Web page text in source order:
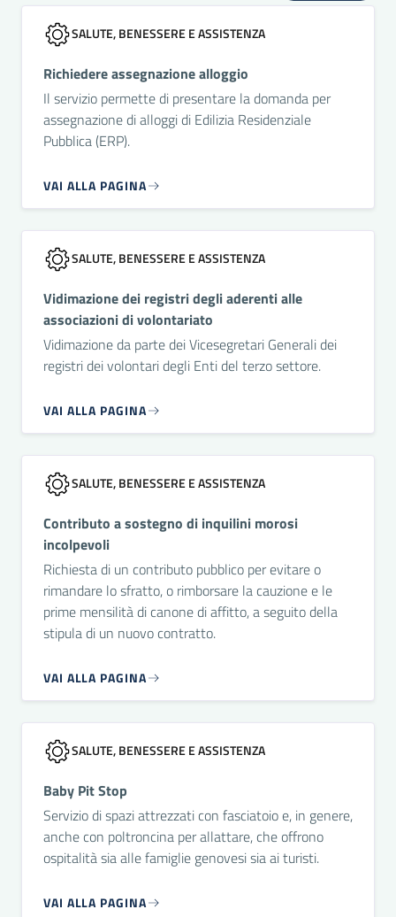
SALUTE, BENESSERE E ASSISTENZA
Richiedere assegnazione alloggio
Il servizio permette di presentare la domanda per
assegnazione di alloggi di Edilizia Residenziale
Pubblica (ERP).
VAI ALLA PAGINA
SALUTE, BENESSERE E ASSISTENZA
Vidimazione dei registri degli aderenti alle
associazioni di volontariato
Vidimazione da parte dei Vicesegretari Generali dei
registri dei volontari degli Enti del terzo settore.
VAI ALLA PAGINA
SALUTE, BENESSERE E ASSISTENZA
Contributo a sostegno di inquilini morosi
incolpevoli
Richiesta di un contributo pubblico per evitare o
rimandare lo sfratto, o rimborsare la cauzione e le
prime mensilità di canone di affitto, a seguito della
stipula di un nuovo contratto.
VAI ALLA PAGINA
SALUTE, BENESSERE E ASSISTENZA
Baby Pit Stop
Servizio di spazi attrezzati con fasciatoio e, in genere,
anche con poltroncina per allattare, che offrono
ospitalità sia alle famiglie genovesi sia ai turisti.
VAI ALLA PAGINA